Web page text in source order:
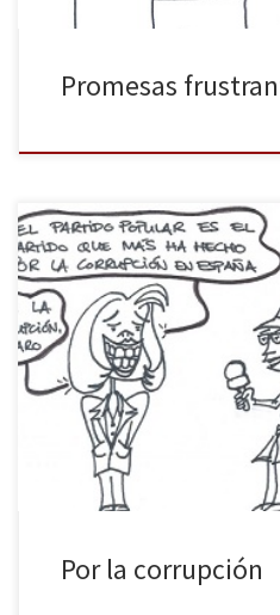
Promesas
Mariano Rajoy ordena a todos sus
cantar las bondades de su
de corrupción. Conociendo el
posible que el precio del pan
Por la corrupción